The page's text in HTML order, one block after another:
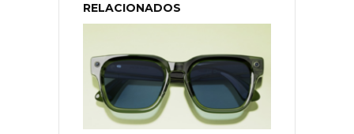
RELACIONADOS